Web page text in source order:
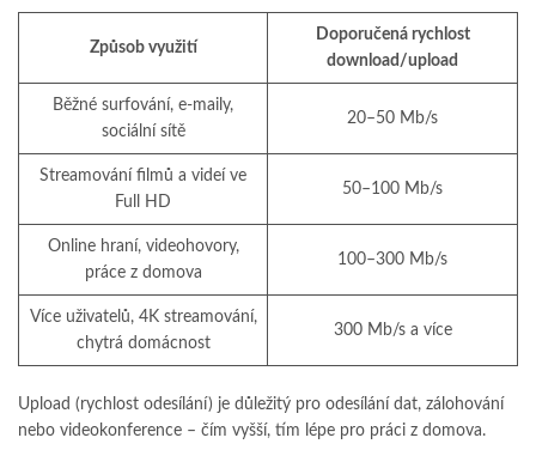
Způsob využití
Doporučená rychlost
download/upload
Běžné surfování, e-maily,
sociální sítě
20–50 Mb/s
Streamování filmů a videí ve
Full HD
50–100 Mb/s
Online hraní, videohovory,
práce z domova
100–300 Mb/s
Více uživatelů, 4K streamování,
chytrá domácnost
300 Mb/s a více
Upload (rychlost odesílání) je důležitý pro odesílání dat, zálohování
nebo videokonference – čím vyšší, tím lépe pro práci z domova.